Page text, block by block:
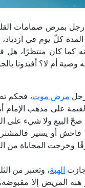
بمرض صمامات
كلّ يوم في
كما كان منتظرًا،
أم لا؟ أفيدونا
مرض موت، فحكم
على مذهب الإمام
البيع ولا شيء على
فاحش أو يسير
وخرجت المحاباة من
الهبة
المريض إلا